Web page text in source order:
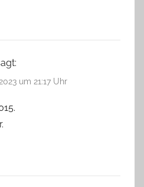
um 21:17 Uhr